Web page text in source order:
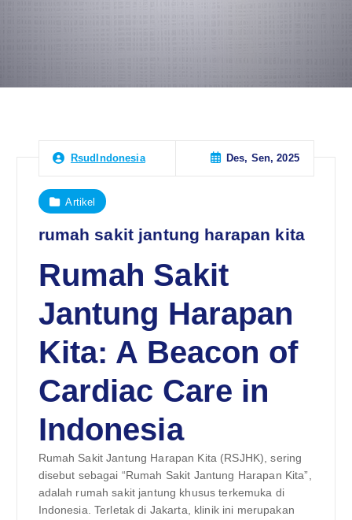
RsudIndonesia Des, Sen, 2025
Artikel
rumah sakit jantung harapan kita
Rumah Sakit
Jantung Harapan
Kita: A Beacon of
Cardiac Care in
Indonesia
Rumah Sakit Jantung Harapan Kita (RSJHK), sering
disebut sebagai “Rumah Sakit Jantung Harapan Kita”,
adalah rumah sakit jantung khusus terkemuka di
Indonesia. Terletak di Jakarta, klinik ini merupakan